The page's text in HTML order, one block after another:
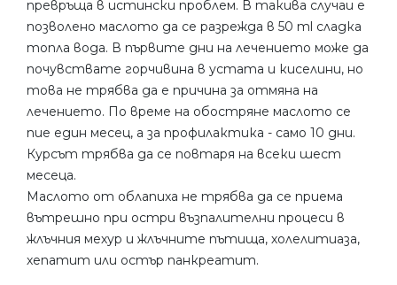
превръща в истински проблем. В такива случаи е
позволено маслото да се разрежда в 50 ml сладка
топла вода. В първите дни на лечението може да
почувствате горчивина в устата и киселини, но
това не трябва да е причина за отмяна на
лечението. По време на обостряне маслото се
пие един месец, а за профилактика - само 10 дни.
Курсът трябва да се повтаря на всеки шест
месеца.
Маслото от облапиха не трябва да се приема
вътрешно при остри възпалителни процеси в
жлъчния мехур и жлъчните пътища, холелитиаза,
хепатит или остър панкреатит.